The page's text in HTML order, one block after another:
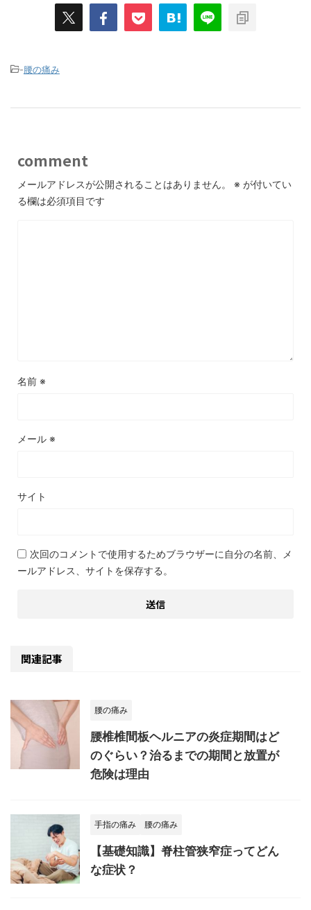
-腰の痛み
comment
メールアドレスが公開されることはありません。 ※ が付いてい
る欄は必須項目です
名前 ※
メール ※
サイト
次回のコメントで使用するためブラウザーに自分の名前、メ
ールアドレス、サイトを保存する。
関連記事
腰の痛み
腰椎椎間板ヘルニアの炎症期間はど
のぐらい？治るまでの期間と放置が
危険は理由
手指の痛み 腰の痛み
【基礎知識】脊柱管狭窄症ってどん
な症状？